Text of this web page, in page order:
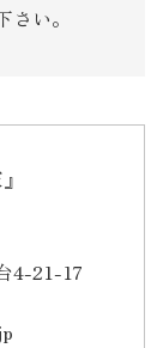
い。
4-21-17